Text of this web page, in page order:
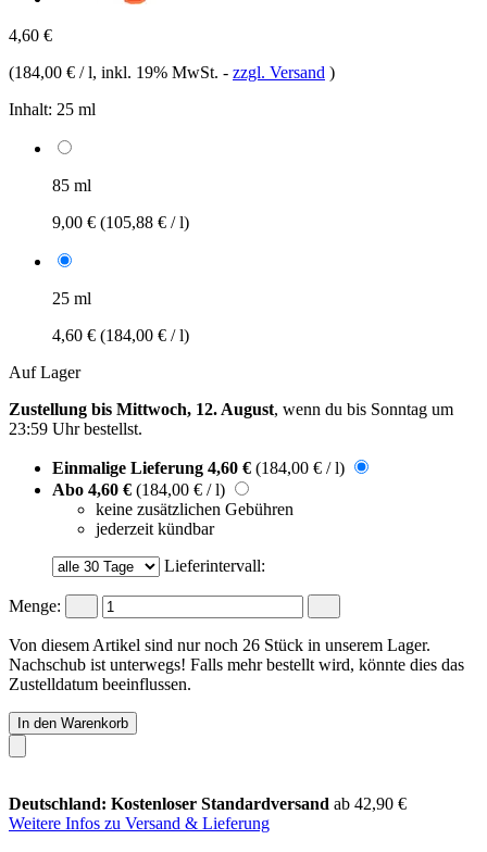
4,60 €
(184,00 € / l, inkl. 19% MwSt. - zzgl. Versand )
Inhalt: 25 ml
85 ml
9,00 € (105,88 € / l)
25 ml
4,60 € (184,00 € / l)
Auf Lager
Zustellung bis Mittwoch, 12. August, wenn du bis Sonntag um
23:59 Uhrbestellst.
Einmalige Lieferung 4,60 € (184,00 € / l)
Abo 4,60 € (184,00 € / l)
keine zusätzlichen Gebühren
jederzeit kündbar
Lieferintervall:
Menge:
Von diesem Artikel sind nur noch 26 Stück in unserem Lager.
Nachschub ist unterwegs! Falls mehr bestellt wird, könnte dies das
Zustelldatum beeinflussen.
In den Warenkorb
Deutschland: Kostenloser Standardversand ab 42,90 €
Weitere Infos zu Versand & Lieferung